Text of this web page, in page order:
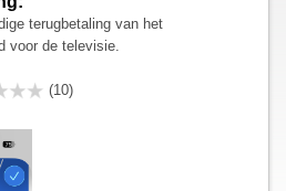
terugbetaling van het
voor de televisie.
(10)